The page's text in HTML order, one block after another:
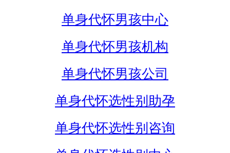
单身代怀男孩中心
单身代怀男孩机构
单身代怀男孩公司
单身代怀选性别助孕
单身代怀选性别咨询